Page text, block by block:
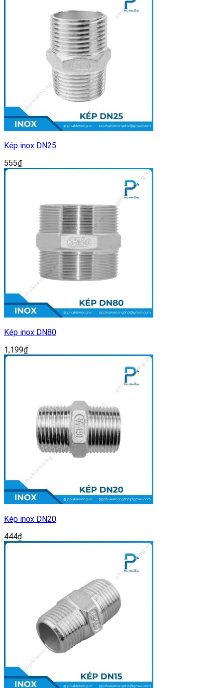
Kép inox DN25
555₫
Kép inox DN80
1,199₫
Kép inox DN20
444₫